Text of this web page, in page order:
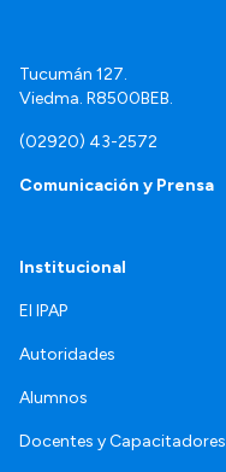
Tucumán 127.
Viedma. R8500BEB.
(02920) 43-2572
Comunicación y Prensa
Institucional
El IPAP
Autoridades
Alumnos
Docentes y Capacitadores